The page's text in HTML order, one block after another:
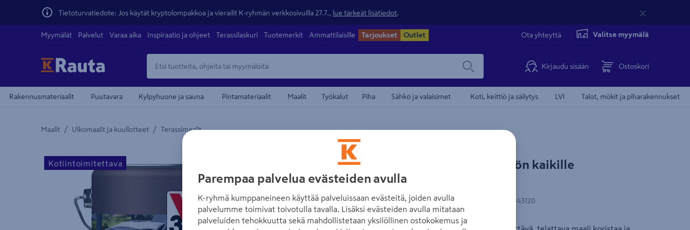
Tietoturvatiedote: Jos käytät kryptolompakkoa ja vierailit K-ryhmän verkkosivuilla 27.7., lue tärkeät lisätiedot
Myymälät Palvelut Varaa aika Inspiraatio ja ohjeet Terassilaskuri Tuotemerkit Ammattilaisille Tarjoukset Outlet Ota yhteyttä Valitse myymälä
Kirjaudu sisään Ostoskori
Rakennusmateriaalit Puutavara Kylpyhuone ja sauna Pintamateriaalit Maalit Työkalut Piha Sähkö ja valaisimet Koti, keittiö ja säilytys LVI Talot, mökit ja piharakennukset
Maalit / Ulkomaalit ja kuullotteet / Terassimaalit
Yksityiskohtainen kuvaus löytyy Tuotteen kuvaus -maamerkistä
Kotiintoimitettava Kotiintoimitettava
V33 lattiamaali ulkokäyttöön kaikille
puupinnoille harmaa 5l
Tuotenumero:501543443 EAN-koodi 3153895043120
Parempaa palvelua evästeiden avulla
K-ryhmä kumppaneineen käyttää palveluissaan evästeitä, joiden avulla
palvelumme toimivat toivotulla tavalla. Lisäksi evästeiden avulla mitataan
palveluiden tehokkuutta sekä mahdollistetaan yksilöllinen ostokokemus ja